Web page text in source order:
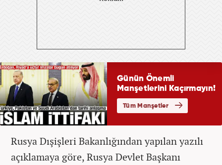
Rusya Dışişleri Bakanlığından yapılan yazılı
açıklamaya göre, Rusya Devlet Başkanı